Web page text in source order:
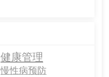
健康管理
慢性病预防